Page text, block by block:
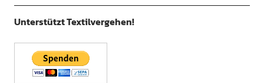
Unterstützt Textilvergehen!